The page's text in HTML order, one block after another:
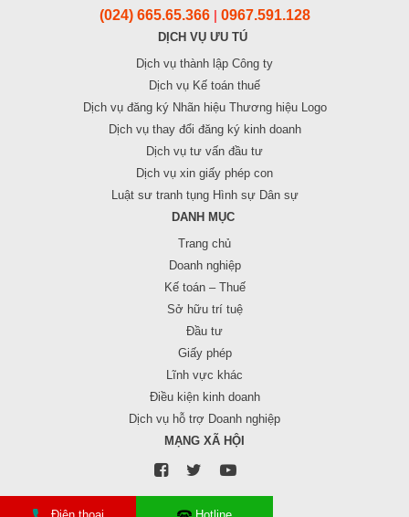
(024) 665.65.366 0967.591.128
DỊCH VỤ ƯU TÚ
Dịch vụ thành lập Công ty
Dịch vụ Kế toán thuế
Dịch vụ đăng ký Nhãn hiệu Thương hiệu Logo
Dịch vụ thay đổi đăng ký kinh doanh
Dịch vụ tư vấn đầu tư
Dịch vụ xin giấy phép con
Luật sư tranh tụng Hình sự Dân sự
DANH MỤC
Trang chủ
Doanh nghiệp
Kế toán – Thuế
Sở hữu trí tuệ
Đầu tư
Giấy phép
Lĩnh vực khác
Điều kiện kinh doanh
Dịch vụ hỗ trợ Doanh nghiệp
MẠNG XÃ HỘI